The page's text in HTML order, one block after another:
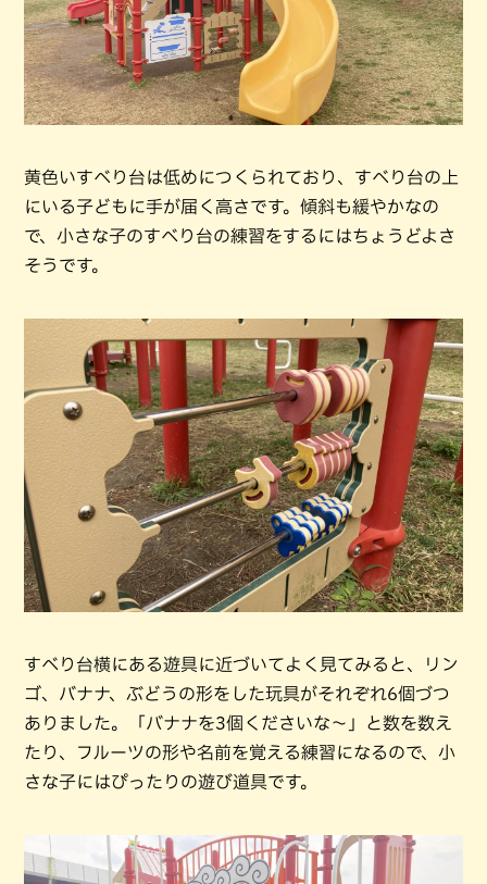
黄色いすべり台は低めにつくられており、すべり台の上
にいる子どもに手が届く高さです。傾斜も緩やかなの
で、小さな子のすべり台の練習をするにはちょうどよさ
そうです。
すべり台横にある遊具に近づいてよく見てみると、リン
ゴ、バナナ、ぶどうの形をした玩具がそれぞれ6個づつ
ありました。「バナナを3個くださいな～」と数を数え
たり、フルーツの形や名前を覚える練習になるので、小
さな子にはぴったりの遊び道具です。